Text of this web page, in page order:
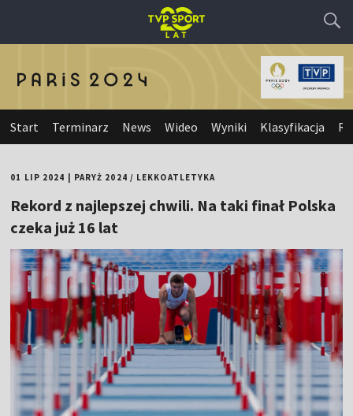
Start Terminarz News Wideo Wyniki Klasyfikacja
01 LIP 2024 PARYŻ 2024 / LEKKOATLETYKA
Rekord z najlepszej chwili. Na taki finał Polska
czeka już 16 lat